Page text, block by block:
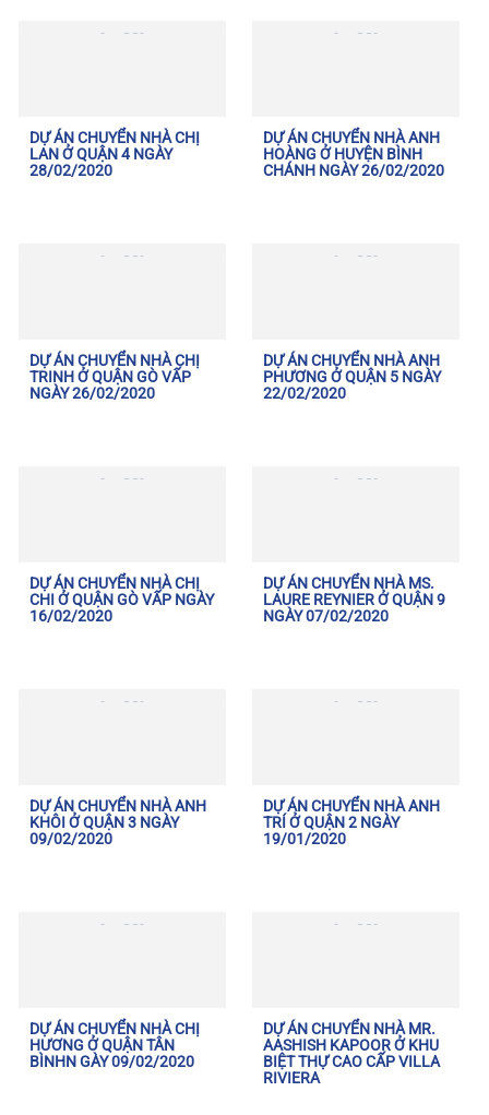
DỰ ÁN CHUYỂN NHÀ CHỊ
LAN Ở QUẬN 4 NGÀY
28/02/2020
DỰ ÁN CHUYỂN NHÀ ANH
HOÀNG Ở HUYỆN BÌNH
CHÁNH NGÀY 26/02/2020
DỰ ÁN CHUYỂN NHÀ CHỊ
TRINH Ở QUẬN GÒ VẤP
NGÀY 26/02/2020
DỰ ÁN CHUYỂN NHÀ ANH
PHƯƠNG Ở QUẬN 5 NGÀY
22/02/2020
DỰ ÁN CHUYỂN NHÀ CHỊ
CHI Ở QUẬN GÒ VẤP NGÀY
16/02/2020
DỰ ÁN CHUYỂN NHÀ MS.
LAURE REYNIER Ở QUẬN 9
NGÀY 07/02/2020
DỰ ÁN CHUYỂN NHÀ ANH
KHÔI Ở QUẬN 3 NGÀY
09/02/2020
DỰ ÁN CHUYỂN NHÀ ANH
TRÍ Ở QUẬN 2 NGÀY
19/01/2020
DỰ ÁN CHUYỂN NHÀ CHỊ
HƯƠNG Ở QUẬN TÂN
BÌNHN GÀY 09/02/2020
DỰ ÁN CHUYỂN NHÀ MR.
AASHISH KAPOOR Ở KHU
BIỆT THỰ CAO CẤP VILLA
RIVIERA